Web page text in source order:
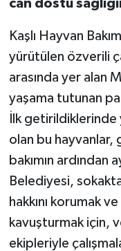
can dostu
Kaşlı Hayvan
yürütülen özverili
arasında yer alan
yaşama tutunan
İlk
olan bu
bakımın ardından
Belediyesi,
hakkını korumak
kavuşturmak için,
ekipleriyle